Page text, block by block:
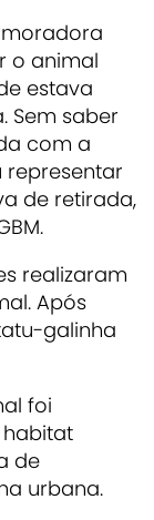
o animal
estava
Sem saber
com a
representar
de retirada,
realizaram
Após
galinha
foi
de
urbana.